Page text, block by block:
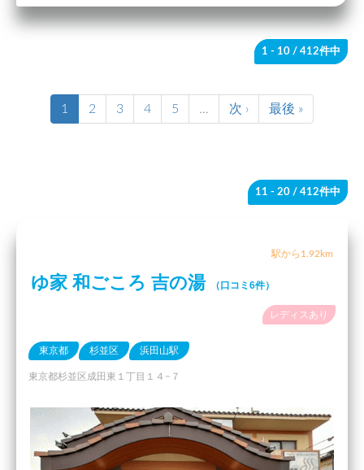
1 - 10 / 412件中
1 2 3 4 5 … 次 › 最後 »
11 - 20 / 412件中
駅から1.92km
ゆ家 和ごころ 吉の湯 （口コミ6件）
レディスあり
東京都 杉並区 浜田山駅
東京都杉並区成田東１丁目１４−７